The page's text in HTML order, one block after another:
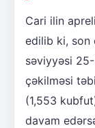
Cari ilin
edilib ki, son
səviyyəsi
çəkilməsi
(1,553
davam